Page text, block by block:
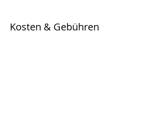
Kosten & Gebühren